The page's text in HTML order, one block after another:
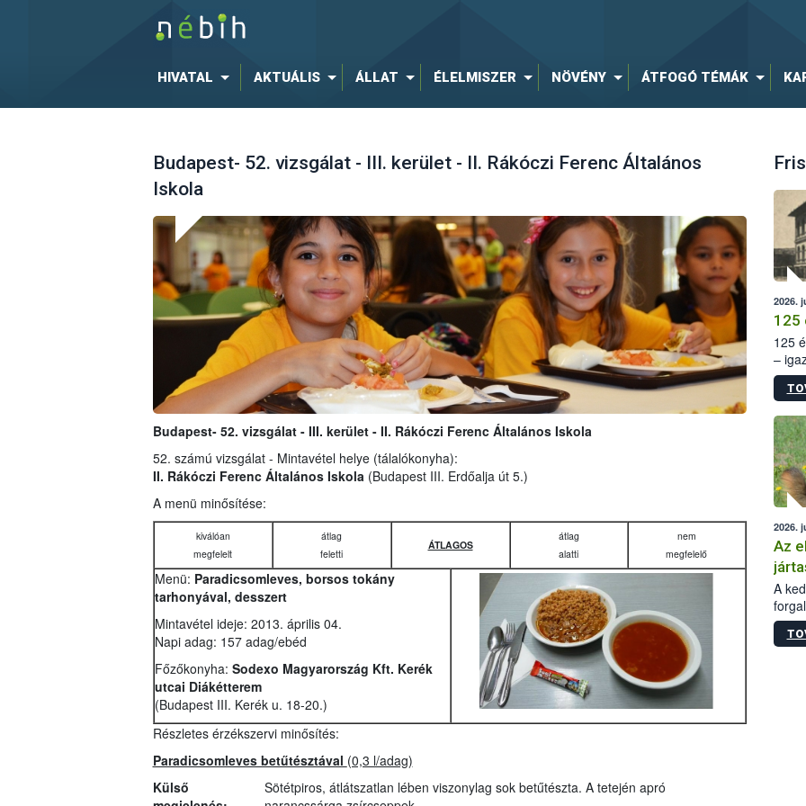
HIVATAL AKTUÁLIS ÁLLAT ÉLELMISZER NÖVÉNY ÁTFOGÓ TÉMÁK
Budapest- 52. vizsgálat - III. kerület - II. Rákóczi Ferenc Általános
Iskola
Budapest- 52. vizsgálat - III. kerület - II. Rákóczi Ferenc Általános Iskola
52. számú vizsgálat - Mintavétel helye (tálalókonyha):
II. Rákóczi Ferenc Általános Iskola (Budapest III. Erdőalja út 5.)
A menü minősítése:
kiválóan
megfelelt
átlag
feletti
ÁTLAGOS
átlag
alatti
nem
megfelelő
Menü: Paradicsomleves, borsos tokány
tarhonyával, desszert
Mintavétel ideje: 2013. április 04.
Napi adag: 157 adag/ebéd
Főzőkonyha: Sodexo Magyarország Kft. Kerék
utcai Diákétterem
(Budapest III. Kerék u. 18-20.)
Részletes érzékszervi minősítés:
Paradicsomleves betűtésztával (0,3 l/adag)
Külső
Sötétpiros, átlátszatlan lében viszonylag sok betűtészta. A tetején apró
2026.
125
125
–
15.
2026.
Az
A